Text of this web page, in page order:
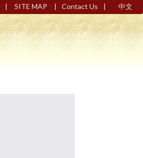
| SITE MAP | Contact Us | 中文